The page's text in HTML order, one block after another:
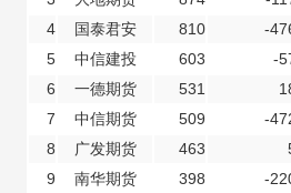
4
国泰君安 810
-
5
中信建投 603
-
6
一德期货 531
7
中信期货 509
-
8
广发期货 463
9
南华期货 398
-